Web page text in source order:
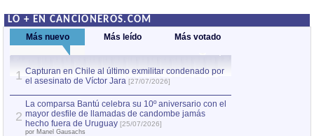
LO + EN CANCIONEROS.COM
Más nuevo Más leído Más votado
1 Capturan en Chile al último exmilitar condenado por
el asesinato de Víctor Jara [27/07/2026]
2
La comparsa Bantú celebra su 10º aniversario con el
mayor desfile de llamadas de candombe jamás
hecho fuera de Uruguay [25/07/2026]
por Manel Gausachs